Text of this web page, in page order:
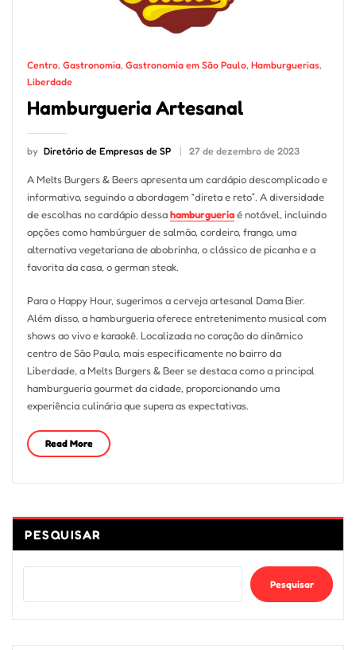
Centro, Gastronomia, Gastronomia em São Paulo, Hamburguerias,
Liberdade
Hamburgueria Artesanal
by Diretório de Empresas de SP 27 de dezembro de 2023
A Melts Burgers & Beers apresenta um cardápio descomplicado e
informativo, seguindo a abordagem “direta e reto”. A diversidade
de escolhas no cardápio dessahamburgueriaé notável, incluindo
opções como hambúrguer de salmão, cordeiro, frango, uma
alternativa vegetariana de abobrinha, o clássico de picanha e a
favorita da casa, o german steak.
Para o Happy Hour, sugerimos a cerveja artesanal Dama Bier.
Além disso, a hamburgueria oferece entretenimento musical com
shows ao vivo e karaokê. Localizada no coração do dinâmico
centro de São Paulo, mais especificamente no bairro da
Liberdade, a Melts Burgers & Beer se destaca como a principal
hamburgueria gourmet da cidade, proporcionando uma
experiência culinária que supera as expectativas.
Read More
PESQUISAR
Pesquisar